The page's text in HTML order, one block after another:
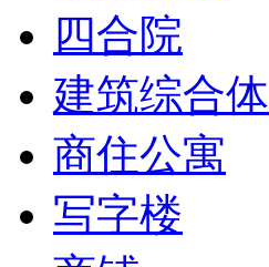
四合院
建筑综合体
商住公寓
写字楼